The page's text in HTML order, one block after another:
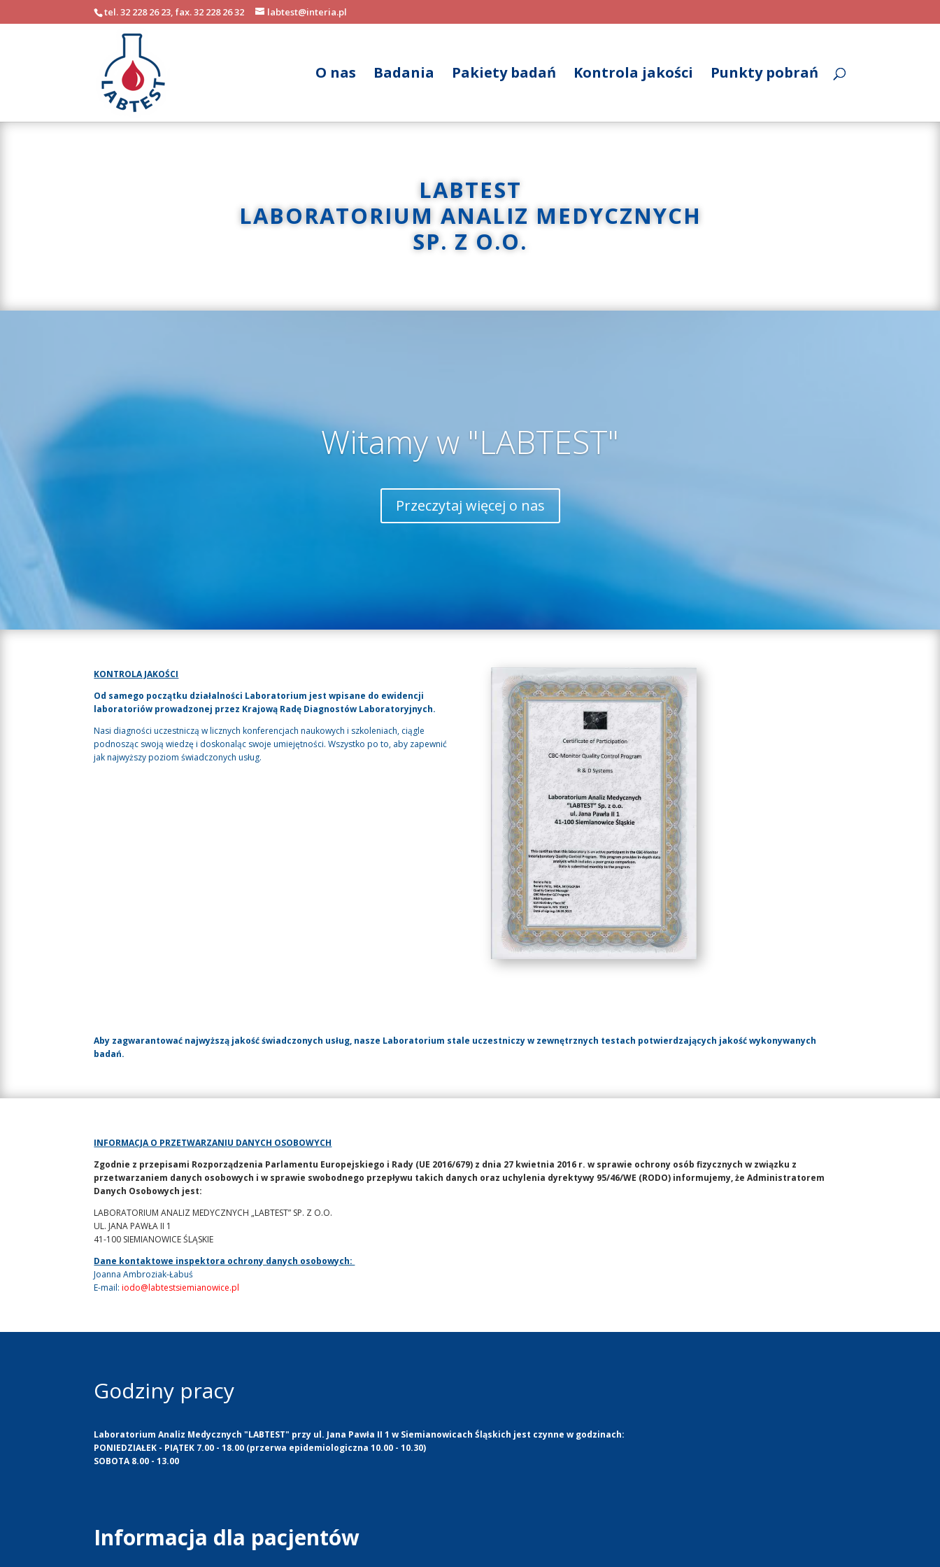
tel. 32 228 26 23, fax. 32 228 26 32 labtest@interia.pl
O nas Badania Pakiety badań Kontrola jakości Punkty pobrań
LABTEST
LABORATORIUM ANALIZ MEDYCZNYCH
SP. Z O.O.
Witamy w "LABTEST"
Przeczytaj więcej o nas
KONTROLA JAKOŚCI
Od samego początku działalności Laboratorium jest wpisane do ewidencji
laboratoriów prowadzonej przez Krajową Radę Diagnostów Laboratoryjnych.
Nasi diagności uczestniczą w licznych konferencjach naukowych i szkoleniach, ciągle
podnosząc swoją wiedzę i doskonaląc swoje umiejętności. Wszystko po to, aby zapewnić
jak najwyższy poziom świadczonych usług.
Aby zagwarantować najwyższą jakość świadczonych usług, nasze Laboratorium stale uczestniczy w zewnętrznych testach potwierdzających jakość wykonywanych
badań.
INFORMACJA O PRZETWARZANIU DANYCH OSOBOWYCH
Zgodnie z przepisami Rozporządzenia Parlamentu Europejskiego i Rady (UE 2016/679) z dnia 27 kwietnia 2016 r. w sprawie ochrony osób fizycznych w związku z
przetwarzaniem danych osobowych i w sprawie swobodnego przepływu takich danych oraz uchylenia dyrektywy 95/46/WE (RODO) informujemy, że Administratorem
Danych Osobowych jest:
LABORATORIUM ANALIZ MEDYCZNYCH „LABTEST” SP. Z O.O.
UL. JANA PAWŁA II 1
41-100 SIEMIANOWICE ŚLĄSKIE
Dane kontaktowe inspektora ochrony danych osobowych:
Joanna Ambroziak-Łabuś
E-mail:iodo@labtestsiemianowice.pl
Godziny pracy
Laboratorium Analiz Medycznych "LABTEST" przy ul. Jana Pawła II 1 w Siemianowicach Śląskich jest czynne w godzinach:
PONIEDZIAŁEK - PIĄTEK 7.00 - 18.00 (przerwa epidemiologiczna 10.00 - 10.30)
SOBOTA 8.00 - 13.00
Informacja dla pacjentów